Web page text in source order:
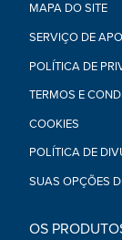
MAPA DO SITE
SERVIÇO DE
POLÍTICA DE
TERMOS E
COOKIES
POLÍTICA DE
SUAS OPÇÕES
OS